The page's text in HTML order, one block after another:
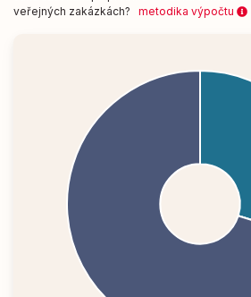
veřejných zakázkách? metodika výpočtu